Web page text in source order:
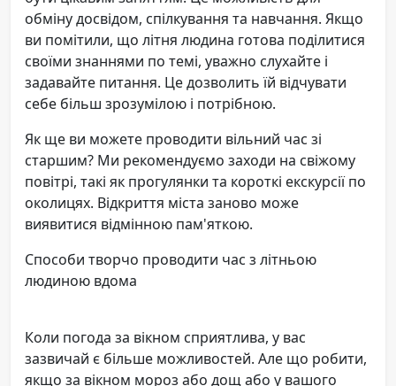
обміну досвідом, спілкування та навчання. Якщо
ви помітили, що літня людина готова поділитися
своїми знаннями по темі, уважно слухайте і
задавайте питання. Це дозволить їй відчувати
себе більш зрозумілою і потрібною.
Як ще ви можете проводити вільний час зі
старшим? Ми рекомендуємо заходи на свіжому
повітрі, такі як прогулянки та короткі екскурсії по
околицях. Відкриття міста заново може
виявитися відмінною пам'яткою.
Способи творчо проводити час з літньою
людиною вдома
Коли погода за вікном сприятлива, у вас
зазвичай є більше можливостей. Але що робити,
якщо за вікном мороз або дощ або у вашого